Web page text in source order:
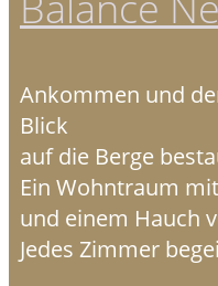
Ankommen und
Blick
auf die Berge
Ein Wohntraum
und einem Hauch
Jedes Zimmer